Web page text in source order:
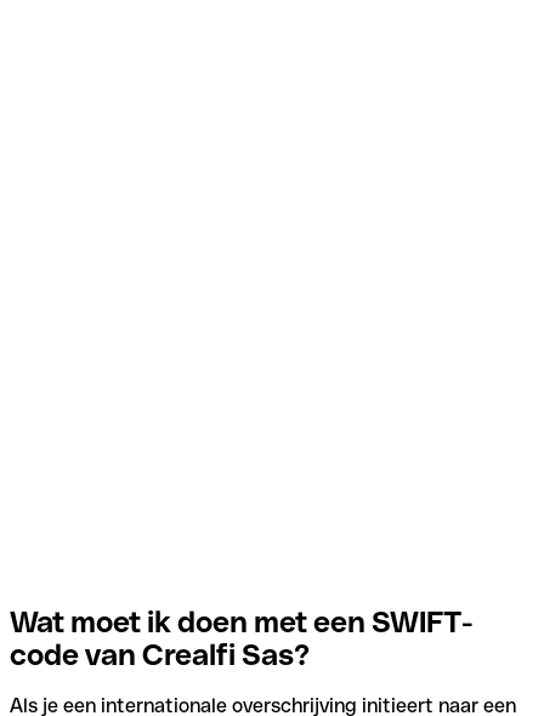
Wat moet ik doen met een SWIFT-
code van Crealfi Sas?
Als je een internationale overschrijving initieert naar een